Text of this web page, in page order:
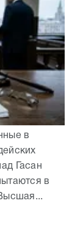
в
Гасан
в